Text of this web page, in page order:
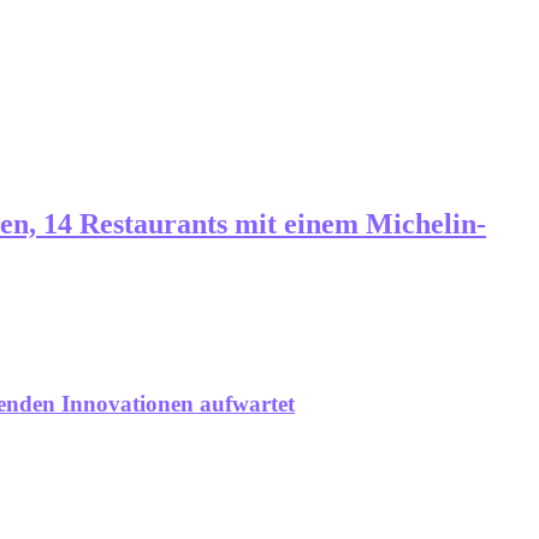
14 Restaurants mit einem Michelin-
Innovationen aufwartet